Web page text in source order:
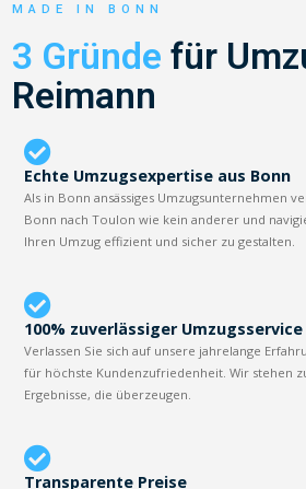
MADE IN BONN
3 Gründe für
Reimann
Echte Umzugsexpertise aus Bonn
Als in Bonn ansässiges Umzugsunternehmen
Bonn nach Toulon wie kein anderer und
Ihren Umzug effizient und sicher zu gestalten.
100% zuverlässiger Umzugsservice
Verlassen Sie sich auf unsere jahrelange
für höchste Kundenzufriedenheit. Wir stehen
Ergebnisse, die überzeugen.
Transparente Preise